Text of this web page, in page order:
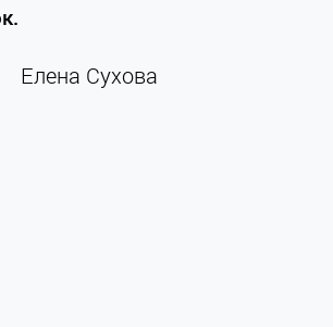
Елена Сухова